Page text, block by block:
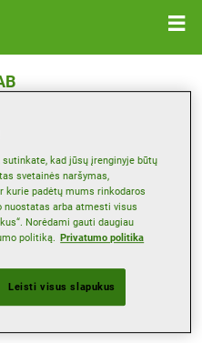
08:00
17:00
08:00
17:00
kad jūsų įrenginyje būtų
svetainės naršymas,
kurie padėtų mums rinkodaros
arba atmesti visus
Norėdami gauti daugiau
politiką. Privatumo politika
Leisti visus slapukus